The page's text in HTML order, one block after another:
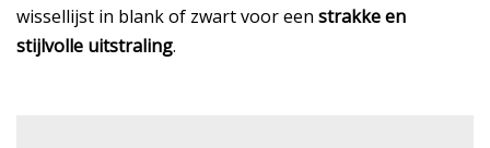
wissellijst in blank of zwart voor een strakke en
stijlvolle uitstraling.